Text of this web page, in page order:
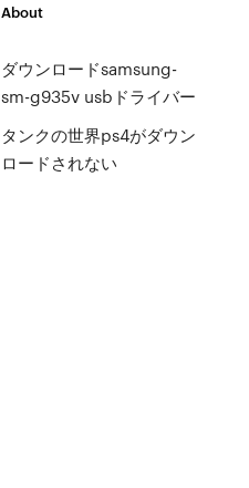
About
ダウンロードsamsung-
sm-g935v usbドライバー
タンクの世界ps4がダウン
ロードされない